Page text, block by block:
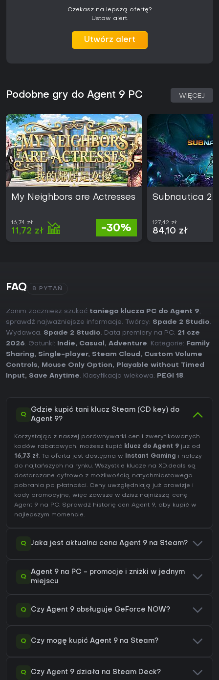
Czekasz na lepszą ofertę?
Ustaw alert.
Utwórz alert
Podobne gry do Agent 9 PC WIĘCEJ
My Neighbors are Actresses
16,74 zł
11,72 zł -30%
Subnautica 2
127,42 zł
84,10 zł
FAQ 8 PYTAŃ
Zanim zaczniesz szukać taniego klucza PC do Agent 9,
sprawdź najważniejsze informacje. Twórcy: Spade 2 Studio.
Wydawca: Spade 2 Studio. Data premiery na PC: 21 cze
2026. Gatunki: Indie, Casual , Adventure. Kategorie:
Family
Sharing, Single-player, Steam Cloud , Custom Volume
Controls, Mouse Only Option,
Playable without Timed
Input, Save Anytime. Klasyfikacja wiekowa: PEGI 18.
Q
Gdzie kupić tani klucz Steam (CD key) do
Agent 9?
Korzystając z naszej porównywarki cen i zweryfikowanych
kodów rabatowych, możesz kupić klucz do Agent 9 już od
16,73 zł. Ta oferta jest dostępna w Instant Gaming i należy
do najtańszych na rynku. Wszystkie klucze na XD.deals są
dostarczane cyfrowo z możliwością natychmiastowego
pobrania po płatności. Ceny uwzględniają już prowizje i
kody promocyjne, więc zawsze widzisz najniższą cenę
Agent 9 na PC. Sprawdź historię cen Agent 9, aby kupić w
najlepszym momencie.
Q Jaka jest aktualna cena Agent 9 na Steam?
Q
Agent 9 na PC - promocje i zniżki w jednym
miejscu
Q Czy Agent 9 obsługuje GeForce NOW?
Q Czy mogę kupić Agent 9 na Steam?
Q Czy Agent 9 działa na Steam Deck?